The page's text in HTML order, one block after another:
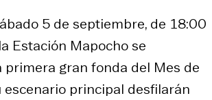
5 de septiembre, de 18:00
Estación Mapocho se
primera gran fonda del Mes de
escenario principal desfilarán